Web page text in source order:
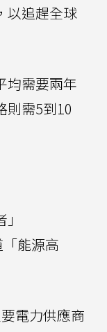
以追趕全球
均需要兩年
則需5到10
「能源高
電力供應商